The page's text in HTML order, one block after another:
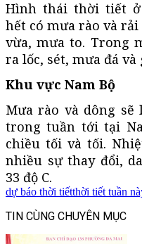
Hình thái thời tiết ở
hết có mưa rào và rải
vừa, mưa to. Trong
ra lốc, sét, mưa đá
Khu vực Nam Bộ
Mưa rào và dông
trong tuần tới tại
chiều tối và tối.
nhiều sự thay đổi,
33 độ C.
dự báo thời tiếtthời tiết tuần
TIN CÙNG CHUYÊN MỤC